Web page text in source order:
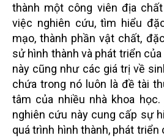
thành một công viên địa
việc nghiên cứu, tìm hiểu
mạo, thành phần vật chất,
sử hình thành và phát triển
này cũng như các giá trị về
chứa trong nó luôn là đề tài
tâm của nhiều nhà khoa
nghiên cứu này cung cấp sự
quá trình hình thành, phát